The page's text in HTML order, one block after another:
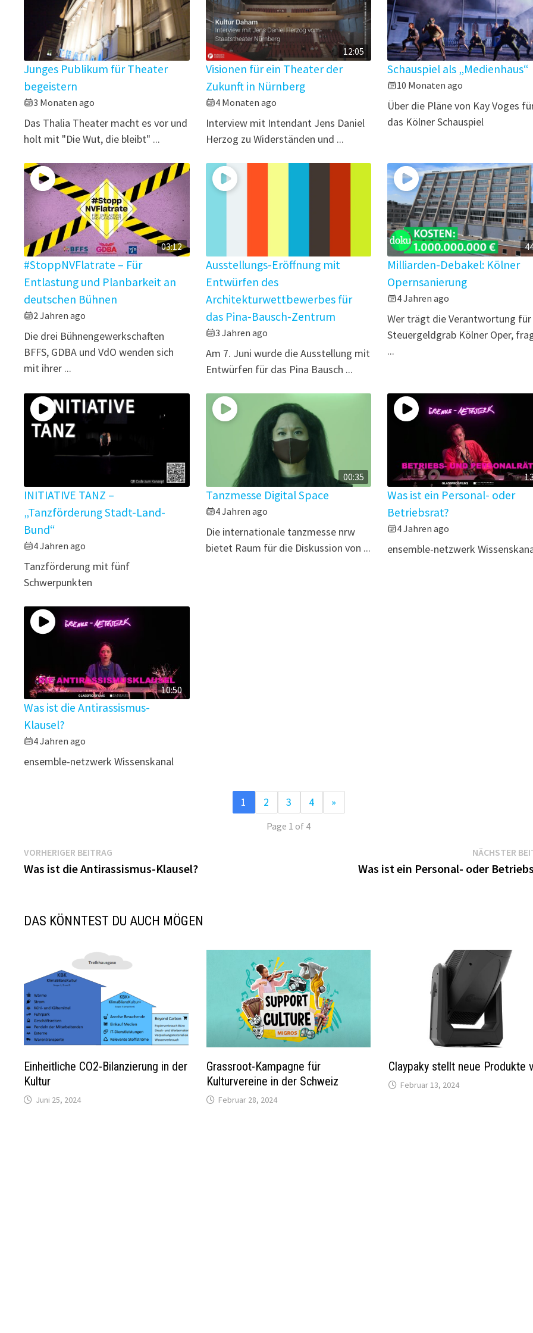
Junges Publikum für Theater
begeistern
3 Monaten ago
Das Thalia Theater macht es vor und
holt mit "Die Wut, die bleibt" ...
12:05
Visionen für ein Theater der
Zukunft in Nürnberg
4 Monaten ago
Interview mit Intendant Jens Daniel
Herzog zu Widerständen und ...
Schauspiel als „Medienhaus“
10 Monaten ago
Über die Pläne von Kay Voges
das Kölner Schauspiel
03:12
#StoppNVFlatrate – Für
Entlastung und Planbarkeit an
deutschen Bühnen
2 Jahren ago
Die drei Bühnengewerkschaften
BFFS, GDBA und VdO wenden sich
mit ihrer ...
Ausstellungs-Eröffnung mit
Entwürfen des
Architekturwettbewerbes für
das Pina-Bausch-Zentrum
3 Jahren ago
Am 7. Juni wurde die Ausstellung mit
Entwürfen für das Pina Bausch ...
Milliarden-Debakel: Kölner
Opernsanierung
4 Jahren ago
Wer trägt die Verantwortung
Steuergeldgrab Kölner Oper,
...
INITIATIVE TANZ –
„Tanzförderung Stadt-Land-
Bund“
4 Jahren ago
Tanzförderung mit fünf
Schwerpunkten
00:35
Tanzmesse Digital Space
4 Jahren ago
Die internationale tanzmesse nrw
bietet Raum für die Diskussion von ...
Was ist ein Personal- oder
Betriebsrat?
4 Jahren ago
ensemble-netzwerk
10:50
Was ist die Antirassismus-
Klausel?
4 Jahren ago
ensemble-netzwerk Wissenskanal
1 2 3 4 »
Page 1 of 4
Beitragsnavigation
VORHERIGER BEITRAG
Beitrag:
Was ist die Antirassismus-Klausel?
NÄCHSTER
Was ist ein Personal- oder
DAS KÖNNTEST DU AUCH MÖGEN
Einheitliche CO2-Bilanzierung in der
Kultur
Juni 25, 2024
Grassroot-Kampagne für
Kulturvereine in der Schweiz
Februar 28, 2024
Claypaky stellt neue Produkte
Februar 13, 2024